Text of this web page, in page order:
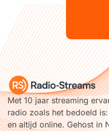
Met 10 jaar streaming
radio zoals het bedoeld
en altijd online. Gehost in